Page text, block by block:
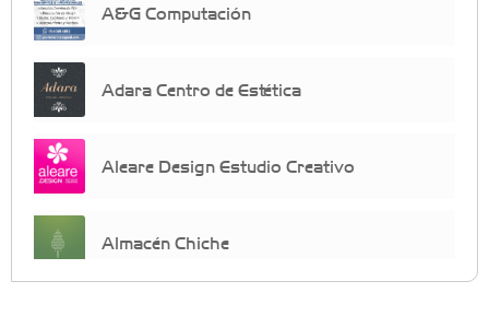
A&G Computación
Adara Centro de Estética
Aleare Design Estudio Creativo
Almacén Chiche